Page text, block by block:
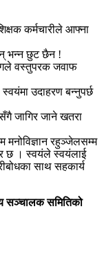
कर्मचारीले आफ्ना
भन्न छुट छैन !
वस्तुपरक जवाफ
उदाहरण बन्नुपर्छ
जागिर जाने खतरा
मनोविज्ञान रहुञ्जेलसम्म
छ । स्वयंले स्वयंलाई
साथ सहकार्य
सञ्चालक समितिको